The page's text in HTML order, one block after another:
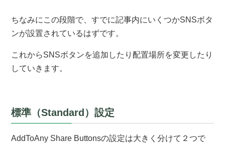
ちなみにこの段階で、すでに記事内にいくつかSNSボタ
ンが設置されているはずです。
これからSNSボタンを追加したり配置場所を変更したり
していきます。
標準（Standard）設定
AddToAny Share Buttonsの設定は大きく分けて２つで